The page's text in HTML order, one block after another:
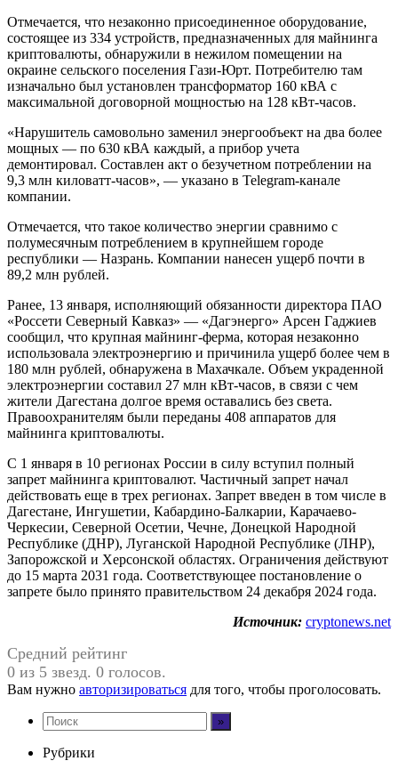
Отмечается, что незаконно присоединенное оборудование,
состоящее из 334 устройств, предназначенных для майнинга
криптовалюты, обнаружили в нежилом помещении на
окраине сельского поселения Гази-Юрт. Потребителю там
изначально был установлен трансформатор 160 кВА с
максимальной договорной мощностью на 128 кВт-часов.
«Нарушитель самовольно заменил энергообъект на два более
мощных — по 630 кВА каждый, а прибор учета
демонтировал. Составлен акт о безучетном потреблении на
9,3 млн киловатт-часов», — указано в Telegram-канале
компании.
Отмечается, что такое количество энергии сравнимо с
полумесячным потреблением в крупнейшем городе
республики — Назрань. Компании нанесен ущерб почти в
89,2 млн рублей.
Ранее, 13 января, исполняющий обязанности директора ПАО
«Россети Северный Кавказ» — «Дагэнерго» Арсен Гаджиев
сообщил, что крупная майнинг-ферма, которая незаконно
использовала электроэнергию и причинила ущерб более чем в
180 млн рублей, обнаружена в Махачкале. Объем украденной
электроэнергии составил 27 млн кВт-часов, в связи с чем
жители Дагестана долгое время оставались без света.
Правоохранителям были переданы 408 аппаратов для
майнинга криптовалюты.
С 1 января в 10 регионах России в силу вступил полный
запрет майнинга криптовалют. Частичный запрет начал
действовать еще в трех регионах. Запрет введен в том числе в
Дагестане, Ингушетии, Кабардино-Балкарии, Карачаево-
Черкесии, Северной Осетии, Чечне, Донецкой Народной
Республике (ДНР), Луганской Народной Республике (ЛНР),
Запорожской и Херсонской областях. Ограничения действуют
до 15 марта 2031 года. Соответствующее постановление о
запрете было принято правительством 24 декабря 2024 года.
Источник: cryptonews.net
Средний рейтинг
0 из 5 звезд. 0 голосов.
Вам нужно авторизироваться для того, чтобы проголосовать.
Рубрики